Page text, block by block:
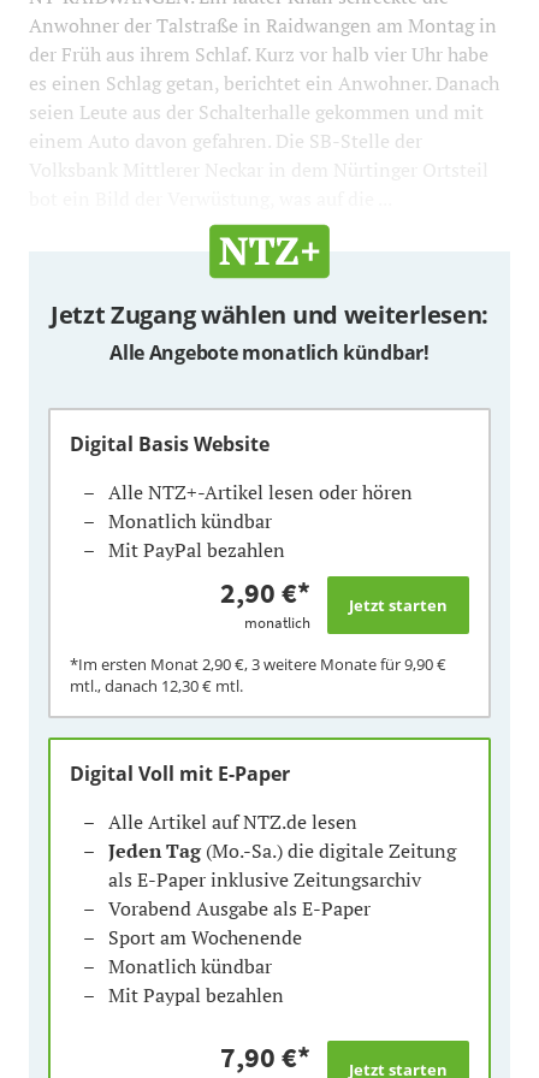
Anwohner der Talstraße in Raidwangen am Montag in
der Früh aus ihrem Schlaf. Kurz vor halb vier Uhr habe
es einen Schlag getan, berichtet ein Anwohner. Danach
seien Leute aus der Schalterhalle gekommen und mit
einem Auto davon gefahren. Die SB-Stelle der
Volksbank Mittlerer Neckar in dem Nürtinger Ortsteil
Jetzt Zugang wählen und weiterlesen:
Alle Angebote monatlich kündbar!
Digital Basis Website
Alle NTZ+-Artikel lesen oder hören
Monatlich kündbar
Mit PayPal bezahlen
2,90 €*
monatlich
*Im ersten Monat2,90 €, 3 weitere Monate für9,90 €
mtl., danach 12,30 € mtl.
Digital Voll mit E-Paper
Alle Artikel auf NTZ.de lesen
Jeden Tag(Mo.-Sa.) die digitale Zeitung
als E-Paper inklusive Zeitungsarchiv
Vorabend Ausgabe als E-Paper
Sport am Wochenende
Monatlich kündbar
Mit Paypal bezahlen
7,90 €*